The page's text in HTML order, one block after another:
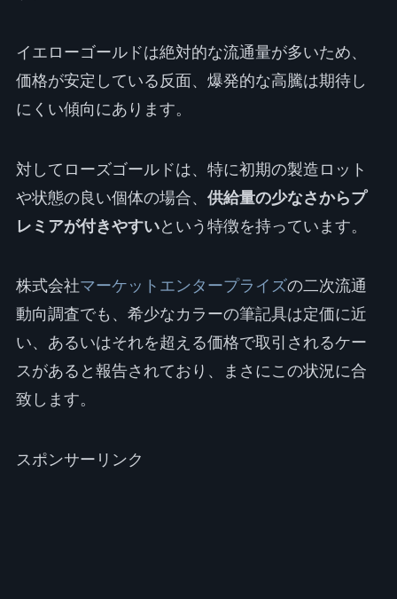
イエローゴールドは絶対的な流通量が多いため、
価格が安定している反面、爆発的な高騰は期待し
にくい傾向にあります。
対してローズゴールドは、特に初期の製造ロット
や状態の良い個体の場合、 供給量の少なさからプ
レミアが付きやすいという特徴を持っています。
株式会社マーケットエンタープライズの二次流通
動向調査でも、希少なカラーの筆記具は定価に近
い、あるいはそれを超える価格で取引されるケー
スがあると報告されており、まさにこの状況に合
致します。
スポンサーリンク